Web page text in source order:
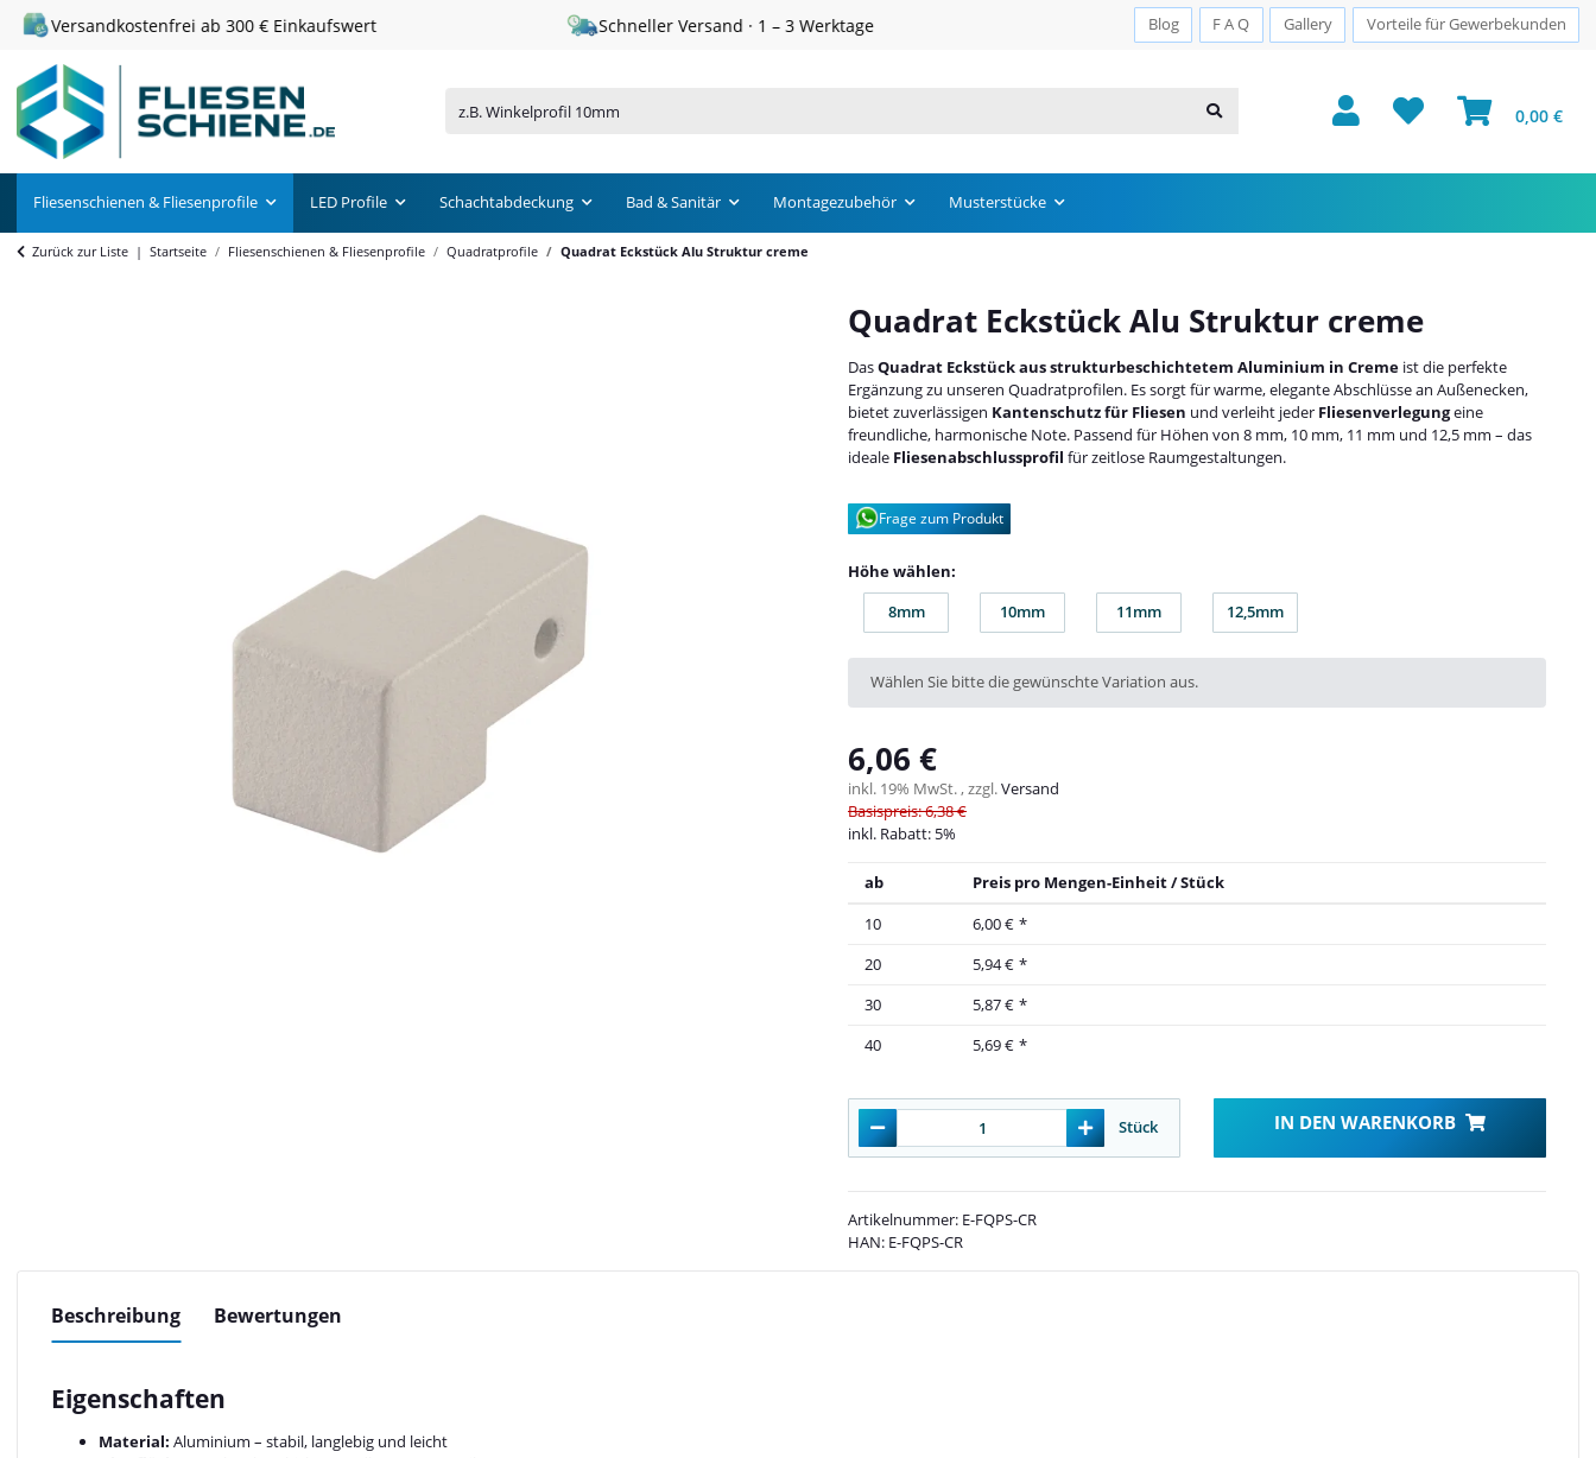
Blog F A Q Gallery Vorteile für Gewerbekunden
Versandkostenfrei ab 300 € Einkaufswert Schneller Versand · 1 – 3 Werktage Sichere Zahlung · PayPal · Klarna
0,00 €
Fliesenschienen & Fliesenprofile LED Profile Schachtabdeckung Bad & Sanitär Montagezubehör Musterstücke
Zurück zur Liste Startseite Fliesenschienen & Fliesenprofile Quadratprofile Quadrat Eckstück Alu Struktur creme
Quadrat Eckstück Alu Struktur creme
DasQuadrat Eckstück aus strukturbeschichtetem Aluminium in Creme ist die perfekte
Ergänzung zu unseren Quadratprofilen. Es sorgt für warme, elegante Abschlüsse an Außenecken,
bietet zuverlässigen Kantenschutz für Fliesen und verleiht jeder Fliesenverlegungeine
freundliche, harmonische Note. Passend für Höhen von 8 mm, 10 mm, 11 mm und 12,5 mm – das
ideale Fliesenabschlussprofil für zeitlose Raumgestaltungen.
Frage zum Produkt
Höhe wählen:
8mm
8mm 10mm
10mm 11mm
11mm 12,5mm
12,5mm
x
Wählen Sie bitte die gewünschte Variation aus.
6,06 €
inkl. 19% MwSt. , zzgl.Versand
Basispreis: 6,38 €
inkl. Rabatt: 5%
ab
Preis pro Mengen-Einheit / Stück
10
6,00 € *
20
5,94 € *
30
5,87 € *
40
5,69 € *
Stück IN DEN WARENKORB
Artikelnummer: E-FQPS-CR
HAN: E-FQPS-CR
Beschreibung Bewertungen
Eigenschaften
Material: Aluminium – stabil, langlebig und leicht